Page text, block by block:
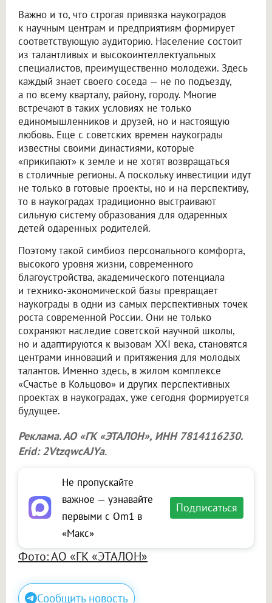
Важно и то, что строгая привязка наукоградов
к научным центрам и предприятиям формирует
соответствующую аудиторию. Население состоит
из талантливых и высокоинтеллектуальных
специалистов, преимущественно молодежи. Здесь
каждый знает своего соседа — не по подъезду,
а по всему кварталу, району, городу. Многие
встречают в таких условиях не только
единомышленников и друзей, но и настоящую
любовь. Еще с советских времен наукограды
известны своими династиями, которые
«прикипают» к земле и не хотят возвращаться
в столичные регионы. А поскольку инвестиции идут
не только в готовые проекты, но и на перспективу,
то в наукоградах традиционно выстраивают
сильную систему образования для одаренных
детей одаренных родителей.
Поэтому такой симбиоз персонального комфорта,
высокого уровня жизни, современного
благоустройства, академического потенциала
и технико-экономической базы превращает
наукограды в одни из самых перспективных точек
роста современной России. Они не только
сохраняют наследие советской научной школы,
но и адаптируются к вызовам XXI века, становятся
центрами инноваций и притяжения для молодых
талантов. Именно здесь, в жилом комплексе
«Счастье в Кольцово» и других перспективных
проектах в наукоградах, уже сегодня формируется
будущее.
Реклама. АО «ГК «ЭТАЛОН», ИНН 7814116230.
Erid: 2VtzqwcAJYa.
Не пропускайте
важное — узнавайте
первыми с Om1 в
«Макс»
Подписаться
Фото: АО «ГК «ЭТАЛОН»
Сообщить новость